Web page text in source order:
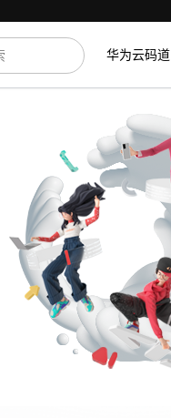
华为云码道